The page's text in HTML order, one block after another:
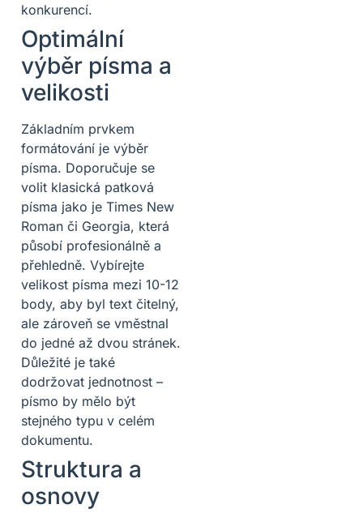
konkurencí.
Optimální
výběr písma a
velikosti
Základním prvkem
formátování je výběr
písma. Doporučuje se
volit klasická patková
písma jako je Times New
Roman či Georgia, která
působí profesionálně a
přehledně. Vybírejte
velikost písma mezi 10-12
body, aby byl text čitelný,
ale zároveň se vměstnal
do jedné až dvou stránek.
Důležité je také
dodržovat jednotnost –
písmo by mělo být
stejného typu v celém
dokumentu.
Struktura a
osnovy